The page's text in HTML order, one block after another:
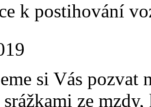
k postihování
si Vás pozvat
srážkami ze